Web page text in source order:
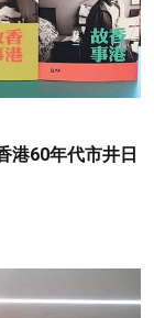
港60年代市井日